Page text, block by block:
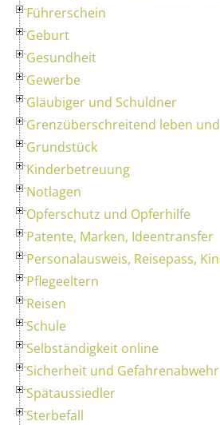
Führerschein
Geburt
Gesundheit
Gewerbe
Gläubiger und Schuldner
Grenzüberschreitend leben
Grundstück
Kinderbetreuung
Notlagen
Opferschutz und Opferhilfe
Patente, Marken, Ideentransfer
Personalausweis, Reisepass,
Pflegeeltern
Reisen
Schule
Selbständigkeit online
Sicherheit und Gefahrenabwehr
Spätaussiedler
Sterbefall